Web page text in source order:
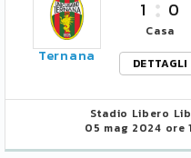
Ternana
1 0
Casa
DETTAGLI
Stadio Libero
05 mag 2024 ore